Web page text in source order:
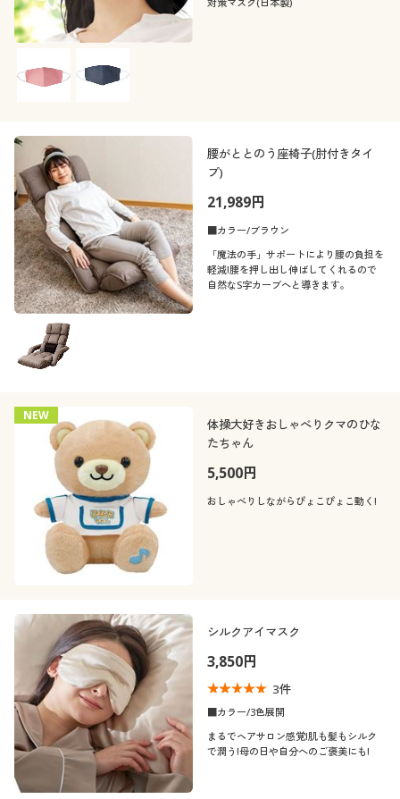
腰がととのう座椅子(肘付きタイ
プ)
21,989円
■カラー/ブラウン
「魔法の手」サポートにより腰の負担を
軽減!腰を押し出し伸ばしてくれるので
自然なS字カーブへと導きます。
NEW
体操大好きおしゃべりクマのひな
たちゃん
5,500円
おしゃべりしながらぴょこぴょこ動く!
シルクアイマスク
3,850円
3件
■カラー/3色展開
まるでヘアサロン感覚!肌も髪もシルク
で潤う!母の日や自分へのご褒美にも!